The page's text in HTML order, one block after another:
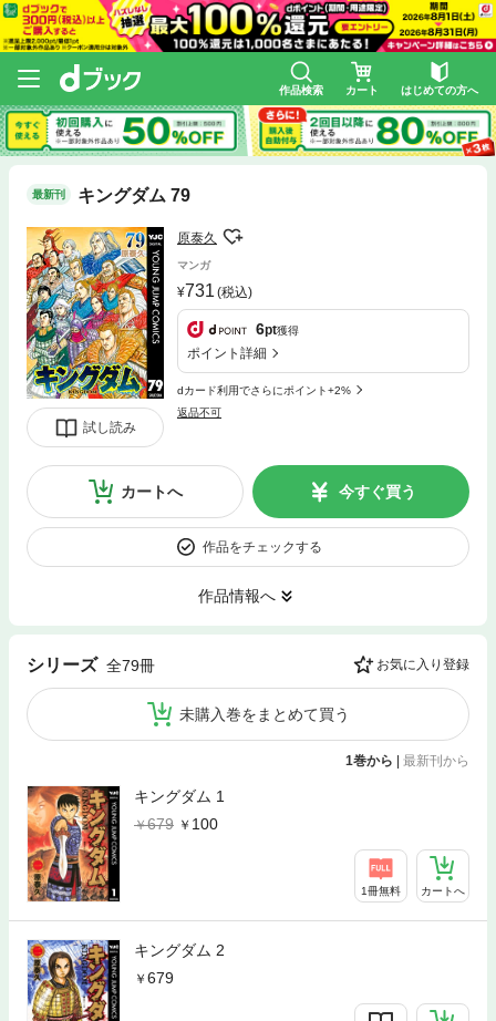
作品検索 カート はじめての方へ
最新刊 キングダム 79
試し読み
原泰久
マンガ
731 (税込)
6pt獲得
ポイント詳細
dカード利用でさらにポイント+2%
返品不可
カートへ 今すぐ買う
作品をチェックする
作品情報へ
シリーズ 全79冊 お気に入り登録
未購入巻をまとめて買う
1巻から 最新刊から
キングダム 1
679
100
1冊無料 カートへ
キングダム 2
679